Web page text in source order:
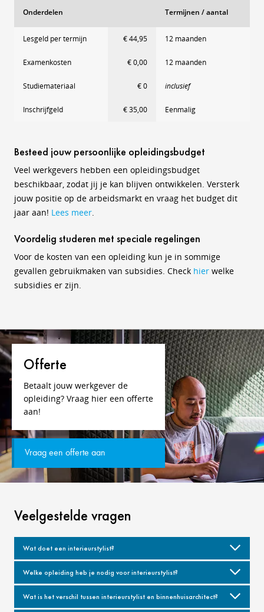
Onderdelen Termijnen / aantal
Lesgeld per termijn € 44,95 12 maanden
Examenkosten € 0,00 12 maanden
Studiemateriaal € 0 inclusief
Inschrijfgeld € 35,00 Eenmalig
Besteed jouw persoonlijke opleidingsbudget
Veel werkgevers hebben een opleidingsbudget
beschikbaar, zodat jij je kan blijven ontwikkelen. Versterk
jouw positie op de arbeidsmarkt en vraag het budget dit
jaar aan! Lees meer.
Voordelig studeren met speciale regelingen
Voor de kosten van een opleiding kun je in sommige
gevallen gebruikmaken van subsidies. Check hier welke
subsidies er zijn.
Offerte
Betaalt jouw werkgever de
opleiding? Vraag hier een offerte
aan!
Vraag een offerte aan
Veelgestelde vragen
Wat doet een interieurstylist?
Welke opleiding heb je nodig voor interieurstylist?
Wat is het verschil tussen interieurstylist en binnenhuisarchitect?